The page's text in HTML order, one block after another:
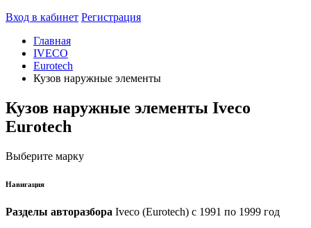
Вход в кабинет Регистрация
Главная
IVECO
Eurotech
Кузов наружные элементы
Кузов наружные элементы Iveco
Eurotech
Выберите марку
Навигация
Разделы авторазбора Iveco (Eurotech) с 1991 по 1999 год